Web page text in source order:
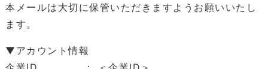
本メールは大切に保管いただきますようお願いいたし
ます。
▼アカウント情報